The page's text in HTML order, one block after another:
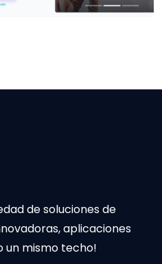
de soluciones de
aplicaciones
un mismo techo!